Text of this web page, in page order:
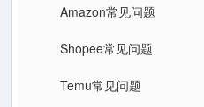
Amazon常见问题
Shopee常见问题
Temu常见问题